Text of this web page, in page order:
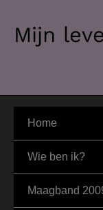
naarMijn
Home
Wie ben ik?
Maagband